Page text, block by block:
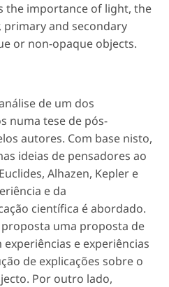
the importance of light, the
and secondary
or non-opaque objects.
de um dos
numa tese de pós-
autores. Com base nisto,
ideias de pensadores ao
Alhazen, Kepler e
e da
científica é abordado.
uma proposta de
e experiências
de explicações sobre o
Por outro lado,